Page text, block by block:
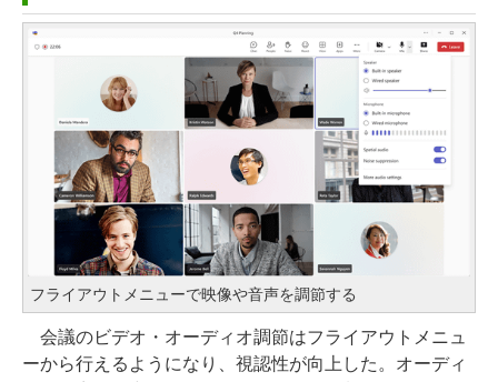
フライアウトメニューで映像や音声を調節する
会議のビデオ・オーディオ調節はフライアウトメニュ
ーから行えるようになり、視認性が向上した。オーディ